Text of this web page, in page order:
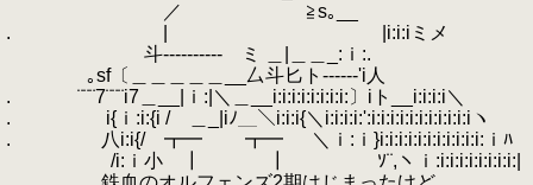
／ ≧s｡__
. | |i:i:iミメ
斗---------- ミ ＿|＿＿_:ｉ:.
｡sf〔＿＿＿＿＿__厶斗匕ト------'i人
. ¨¨¨7¨¨¨i7＿__|ｉ:|＼＿__i:i:i:i:i:i:i:i:〕iト__i:i:i:i＼
. i{ｉ:i:{i / ＿_|iﾉ＿＼i:i:i{＼i:i:i:i:':i:i:i:i:i:i:i:i:i:i:iヽ
. 八i:i{/ ┳━ ┳━ ＼ｉ:ｉ}i:i:i:i:i:i:i:i:i:i:i:ｉﾊ
/i:ｉ小 ┃ ┃ ｿ¨,ヽｉ:i:i:i:i:i:i:i:i:|